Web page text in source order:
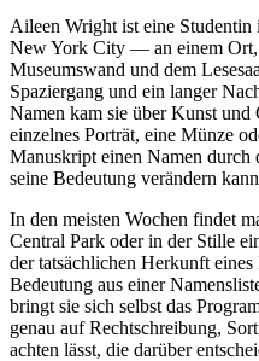
Aileen Wright ist eine
New York City — an einem Ort,
Museumswand und dem
Spaziergang und ein langer
Namen kam sie über Kunst
einzelnes Porträt, eine Münze
Manuskript einen Namen durch
seine Bedeutung verändern
In den meisten Wochen findet
Central Park oder in der Stille
der tatsächlichen Herkunft
Bedeutung aus einer
bringt sie sich selbst das
genau auf Rechtschreibung,
achten lässt, die darüber